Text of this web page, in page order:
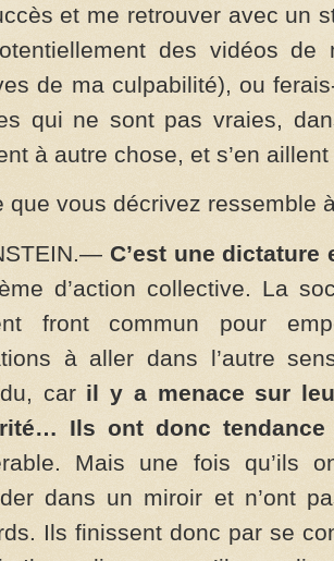
et me retrouver avec un
des vidéos de
de ma culpabilité), ou
qui ne sont pas vraies,
à autre chose, et s’en
vous décrivez ressemble
C’est une
d’action collective. La
front commun pour
à aller dans l’autre
car il y a menace sur
Ils ont donc
Mais une fois qu’ils
dans un miroir et n’ont
Ils finissent donc par se